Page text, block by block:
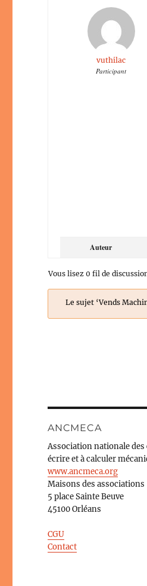
vuthilac
Participant
Auteur
Vous lisez 0 fil de
Le sujet ‘Vends
ANCMECA
Association nationale
écrire et à calculer
www.ancmeca.org
Maisons des associations
5 place Sainte Beuve
45100 Orléans
CGU
Contact